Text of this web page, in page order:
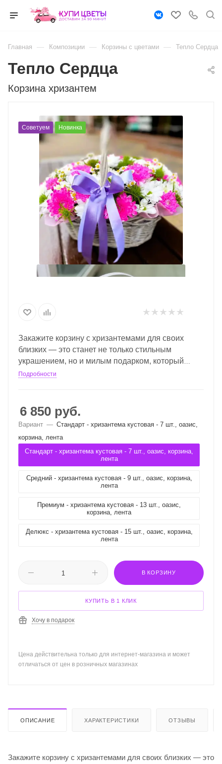
Главная — Композиции — Корзины с цветами — Тепло Сердца
Корзина хризантем
Тепло Сердца
Советуем Новинка
Закажите корзину с хризантемами для своих
близких — это станет не только стильным
украшением, но и милым подарком, который
покажет ваше внимание и заботу. Белые цветы
гармония создаст атмосферу праздника и
радости.
Подробности
6 850 руб.
Вариант — Стандарт - хризантема кустовая - 7 шт., оазис,
корзина, лента
Стандарт - хризантема кустовая - 7 шт., оазис, корзина,
лента
Средний - хризантема кустовая - 9 шт., оазис, корзина,
лента
Премиум - хризантема кустовая - 13 шт., оазис,
корзина, лента
Делюкс - хризантема кустовая - 15 шт., оазис, корзина,
лента
В КОРЗИНУ
КУПИТЬ В 1 КЛИК
Хочу в подарок
Цена действительна только для интернет-магазина и может
отличаться от цен в розничных магазинах
ОПИСАНИЕ ХАРАКТЕРИСТИКИ ОТЗЫВЫ
Закажите корзину с хризантемами для своих близких — это